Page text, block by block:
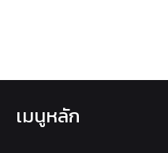
เมนูหลัก